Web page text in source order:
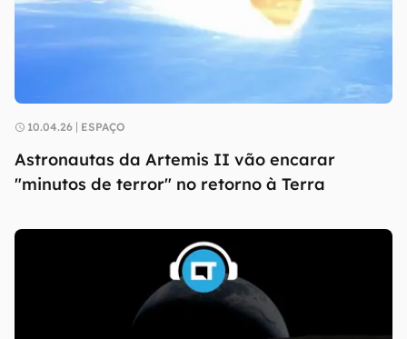
10.04.26 ESPAÇO
Astronautas da Artemis II vão encarar
"minutos de terror" no retorno à Terra